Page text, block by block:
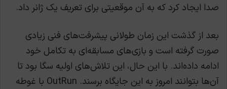
صدا ایجاد کرد که به آن موقعیتی برای تعریف یک ژانر داد.
بعد از گذشت این زمان طولانی پیشرفت‌های فنی زیادی
صورت گرفته است و بازی‌های مسابقه‌ای به تکامل خود
ادامه داده‌اند. با این حال، این تلاش‌های اولیه سگا بود تا
آن‌ها بتوانند امروز به این جایگاه برسند. OutRun با غوطه